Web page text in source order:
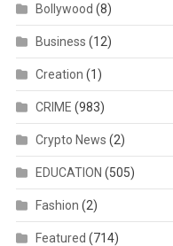
Bollywood (8)
Business (12)
Creation (1)
CRIME (983)
Crypto News (2)
EDUCATION (505)
Fashion (2)
Featured (714)